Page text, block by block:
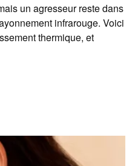
un agresseur reste dans
infrarouge. Voici
thermique, et